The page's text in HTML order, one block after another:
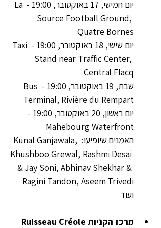
יום חמישי, 17 באוקטובר, 19:00 - La
Source Football Ground,
Quatre Bornes
יום שישי, 18 באוקטובר, 19:00 - Taxi
Stand near Traffic Center,
Central Flacq
שבת, 19 באוקטובר, 19:00 - Bus
Terminal, Rivière du Rempart
יום ראשון, 20 באוקטובר, 19:00 -
Mahebourg Waterfront
האמנים שיופיעו: Kunal Ganjawala,
Khushboo Grewal, Rashmi Desai
& Jay Soni, Abhinav Shekhar &
ועוד